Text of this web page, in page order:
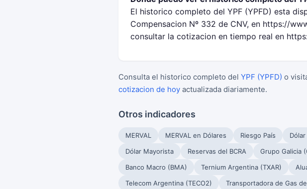
El historico completo del YPF (YPFD) esta
Compensacion Nº 332 de CNV, en https://
consultar la cotizacion en tiempo real en
Consulta el historico completo del YPF (YPFD) o
cotizacion de hoy actualizada diariamente.
Otros indicadores
MERVAL MERVAL en Dólares Riesgo País
Dólar Mayorista
Reservas del BCRA Grupo Galicia
Banco Macro (BMA)
Ternium Argentina (TXAR)
Telecom Argentina (TECO2)
Transportadora de Gas